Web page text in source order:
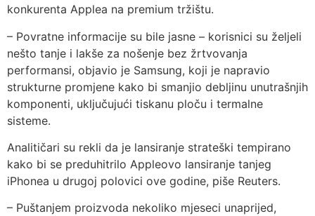
konkurenta Applea na premium tržištu.
– Povratne informacije su bile jasne – korisnici su željeli
nešto tanje i lakše za nošenje bez žrtvovanja
performansi, objavio je Samsung, koji je napravio
strukturne promjene kako bi smanjio debljinu unutrašnjih
komponenti, uključujući tiskanu ploču i termalne
sisteme.
Analitičari su rekli da je lansiranje strateški tempirano
kako bi se preduhitrilo Appleovo lansiranje tanjeg
iPhonea u drugoj polovici ove godine, piše Reuters.
– Puštanjem proizvoda nekoliko mjeseci unaprijed,